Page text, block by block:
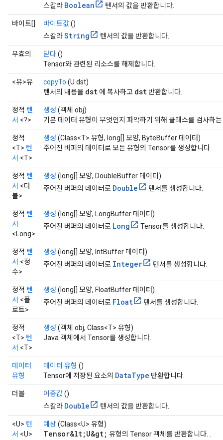
스칼라 Boolean 텐서의 값을 반환합니다.
바이트[] 바이트값()
스칼라String 텐서의 값을 반환합니다.
무효의 닫다()
Tensor와 관련된 리소스를 해제합니다.
<유>유 copyTo (U dst)
텐서의 내용을 dst 에 복사하고 dst 반환합니다.
정적 텐
서 <?>
생성 (객체 obj)
기본 데이터 유형이 무엇인지 파악하기 위해 클래스를 검사하
정적
<T> 텐
서 <T>
생성 (Class<T> 유형, long[] 모양, ByteBuffer 데이터)
주어진 버퍼의 데이터로 모든 유형의 Tensor를 생성합니다.
정적 텐
서 <더
블>
생성 (long[] 모양, DoubleBuffer 데이터)
주어진 버퍼의 데이터로 Double 텐서를 생성합니다.
정적 텐
서
<Long>
생성 (long[] 모양, LongBuffer 데이터)
주어진 버퍼의 데이터로 Long Tensor를 생성합니다.
정적 텐
서 <정
수>
생성 (long[] 모양, IntBuffer 데이터)
주어진 버퍼의 데이터로 Integer 텐서를 생성합니다.
정적 텐
서 <플
로트>
생성 (long[] 모양, FloatBuffer 데이터)
주어진 버퍼의 데이터로 Float 텐서를 생성합니다.
정적
<T> 텐
서 <T>
생성 (객체 obj, Class<T> 유형)
Java 객체에서 Tensor를 생성합니다.
데이터
유형
데이터 유형 ()
Tensor에 저장된 요소의 DataType 반환합니다.
더블 이중값()
스칼라 Double 텐서의 값을 반환합니다.
<U> 텐
서 <U>
예상 (Class<U> 유형)
Tensor&lt;U&gt; 유형의 Tensor 객체를 반환합니다. .